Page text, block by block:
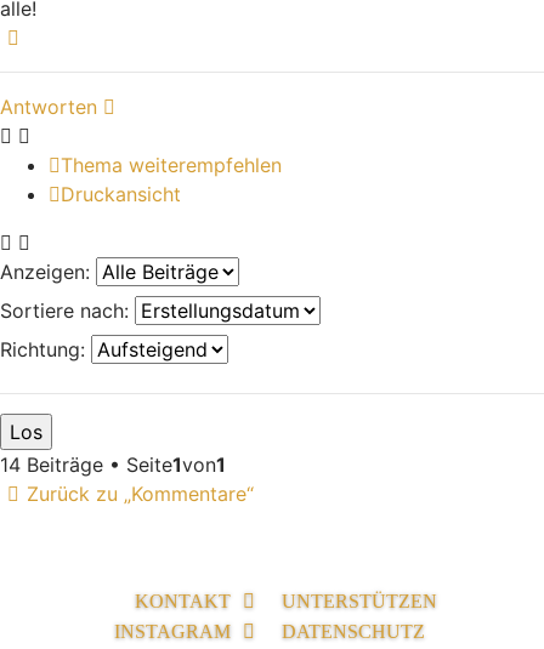
alle!
Antworten
Thema weiterempfehlen
Druckansicht
Anzeigen:
Sortiere nach:
Richtung:
14 Beiträge • Seite1von1
Zurück zu „Kommentare“
KONTAKT
INSTAGRAM
UNTERSTÜTZEN
DATENSCHUTZ